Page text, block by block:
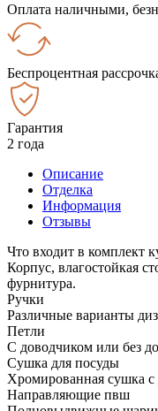
Оплата наличными,
Беспроцентная
Гарантия
2 года
Описание
Отделка
Информация
Отзывы
Что входит в комплект
Корпус, влагостойкая
фурнитура.
Ручки
Различные варианты
Петли
С доводчиком или без
Сушка для посуды
Хромированная сушка
Направляющие пвш